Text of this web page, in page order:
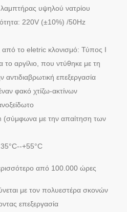
υψηλού νατρίου
220V (±10%) /50Hz
από το eletric κλονισμό: Τύπος Ι
αργίλιο, που ντύθηκε με τη
επεξεργασία
φακό χτίζω-ακτίνων
με την απαίτηση των
+55°C
από 100.000 ώρες
με τον πολυεστέρα σκονών
επεξεργασία